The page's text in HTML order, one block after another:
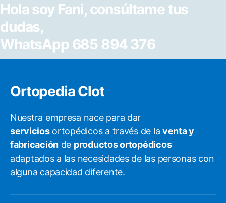
Hola soy Fani, consúltame tus
dudas,
WhatsApp 685 894 376
Ortopedia Clot
Nuestra empresa nace para dar
serviciosortopédicos a través de laventa y
fabricación de productos ortopédicos
adaptados a las necesidades de las personas con
alguna capacidad diferente.